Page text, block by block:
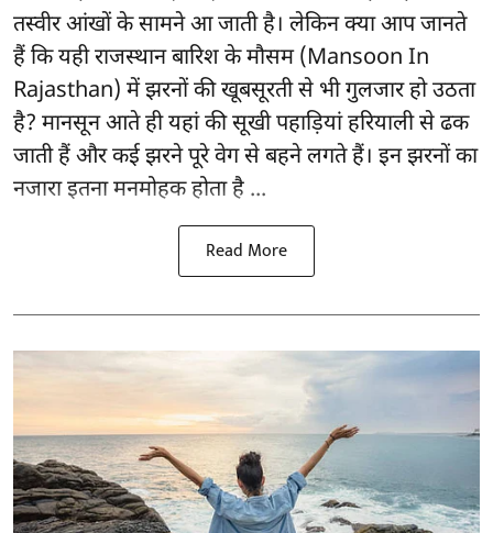
तस्वीर आंखों के सामने आ जाती है। लेकिन क्या आप जानते
हैं कि यही राजस्थान बारिश के मौसम (Mansoon In
Rajasthan) में झरनों की खूबसूरती से भी गुलजार हो उठता
है? मानसून आते ही यहां की सूखी पहाड़ियां हरियाली से ढक
जाती हैं और कई झरने पूरे वेग से बहने लगते हैं। इन झरनों का
नजारा इतना मनमोहक होता है ...
Read More